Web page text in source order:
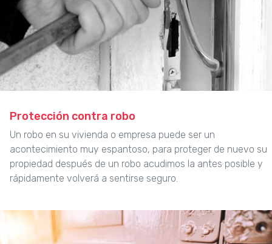
Protección contra robo
Un robo en su vivienda o empresa puede ser un
acontecimiento muy espantoso, para proteger de nuevo su
propiedad después de un robo acudimos la antes posible y
rápidamente volverá a sentirse seguro.